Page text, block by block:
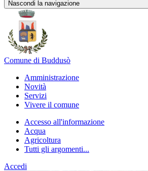
Nascondi la navigazione
Comune di Buddusò
Amministrazione
Novità
Servizi
Vivere il comune
Accesso all'informazione
Acqua
Agricoltura
Tutti gli argomenti...
Accedi